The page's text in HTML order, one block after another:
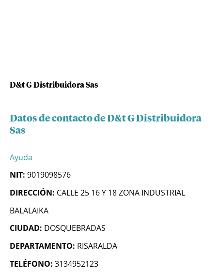
D&t G Distribuidora Sas
Datos de contacto de D&t G Distribuidora
Sas
Ayuda
NIT: 9019098576
DIRECCIÓN: CALLE 25 16 Y 18 ZONA INDUSTRIAL
BALALAIKA
CIUDAD: DOSQUEBRADAS
DEPARTAMENTO: RISARALDA
TELÉFONO: 3134952123